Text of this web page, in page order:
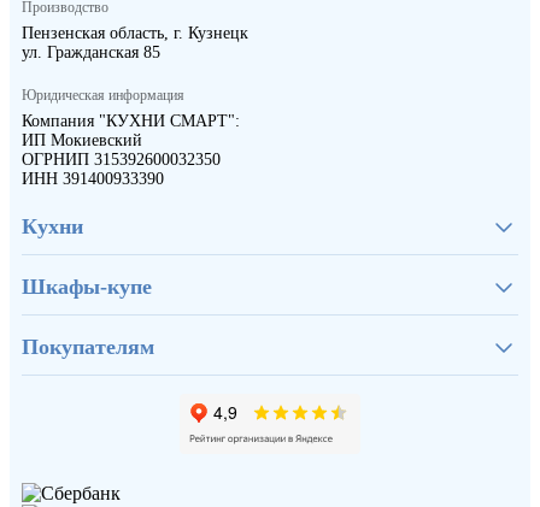
Производство
Пензенская область, г. Кузнецк
ул. Гражданская 85
Юридическая информация
Компания "КУХНИ СМАРТ":
ИП Мокиевский
ОГРНИП 315392600032350
ИНН 391400933390
Кухни
Шкафы-купе
Покупателям